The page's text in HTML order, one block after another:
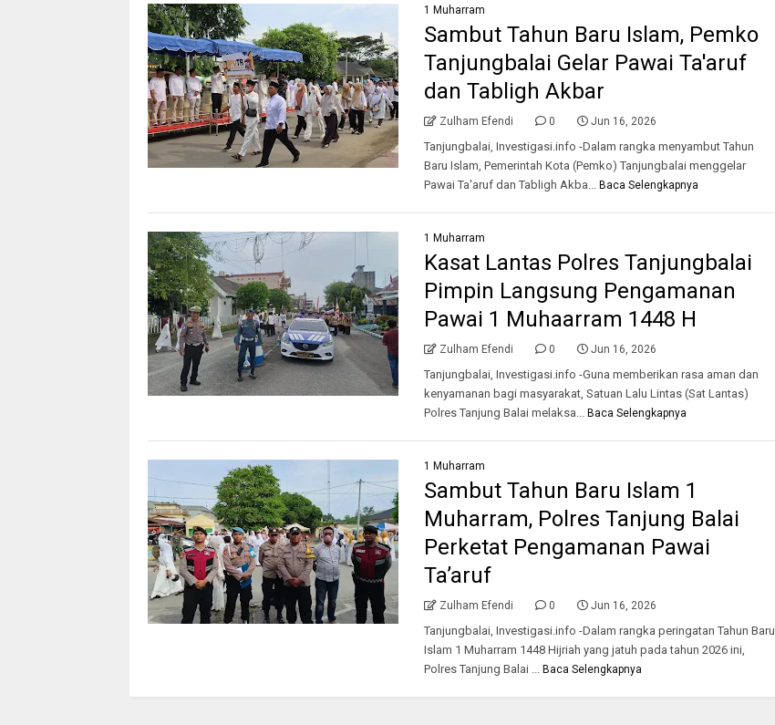
1 Muharram
Sambut Tahun Baru Islam, Pemko
Tanjungbalai Gelar Pawai Ta'aruf
dan Tabligh Akbar
Zulham Efendi 0 Jun 16, 2026
Tanjungbalai, Investigasi.info -Dalam rangka menyambut Tahun
Baru Islam, Pemerintah Kota (Pemko) Tanjungbalai menggelar
Pawai Ta'aruf dan Tabligh Akba...
Baca Selengkapnya
1 Muharram
Kasat Lantas Polres Tanjungbalai
Pimpin Langsung Pengamanan
Pawai 1 Muhaarram 1448 H
Zulham Efendi 0 Jun 16, 2026
Tanjungbalai, Investigasi.info -Guna memberikan rasa aman dan
kenyamanan bagi masyarakat, Satuan Lalu Lintas (Sat Lantas)
Polres Tanjung Balai melaksa...
Baca Selengkapnya
1 Muharram
Sambut Tahun Baru Islam 1
Muharram, Polres Tanjung Balai
Perketat Pengamanan Pawai
Ta’aruf
Zulham Efendi 0 Jun 16, 2026
Tanjungbalai, Investigasi.info -Dalam rangka peringatan Tahun Baru
Islam 1 Muharram 1448 Hijriah yang jatuh pada tahun 2026 ini,
Polres Tanjung Balai ...
Baca Selengkapnya